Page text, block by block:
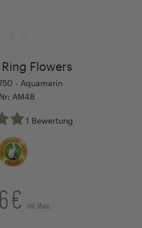
Flowers
- Aquamarin
AM48
1 Bewertung
€ inkl. Mwst.